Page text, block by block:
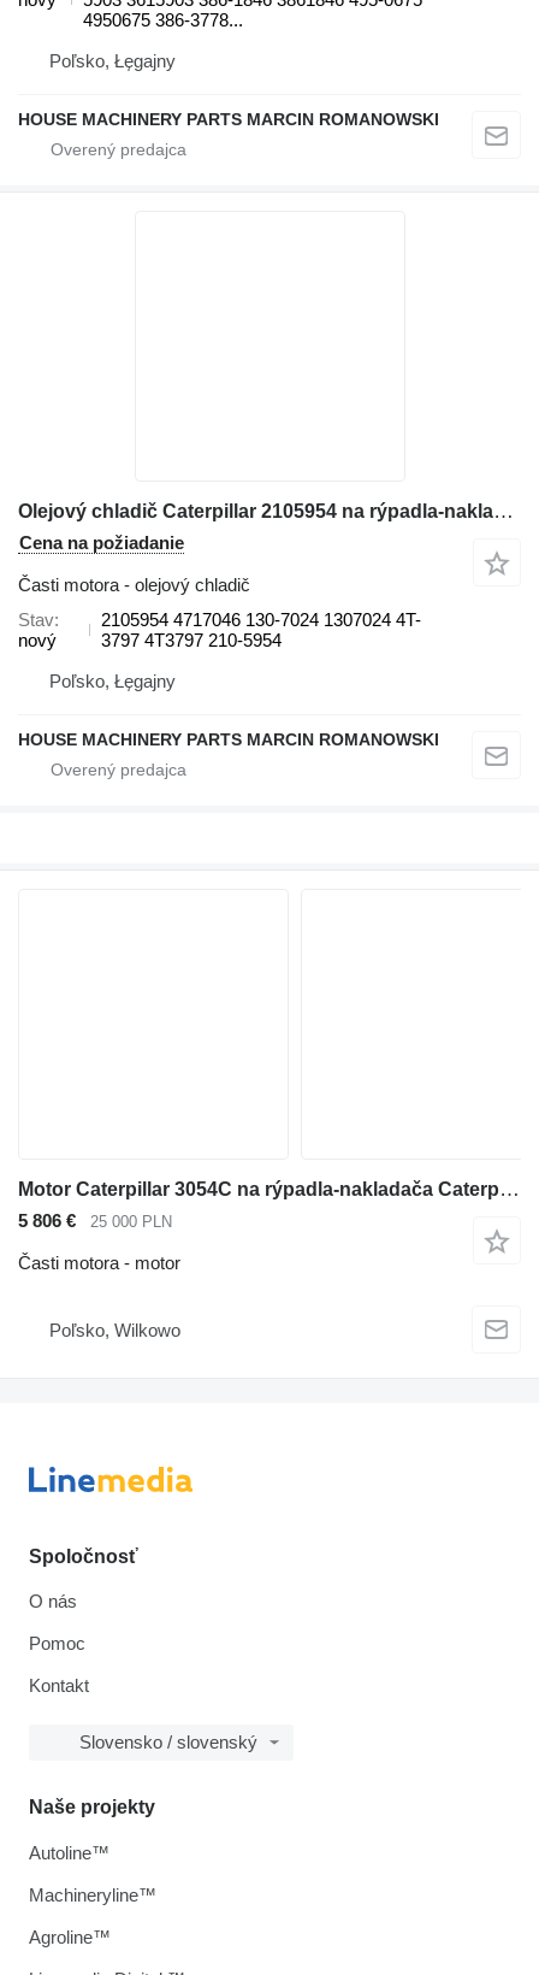
4950675 386-3778...
Poľsko, Łęgajny
HOUSE MACHINERY PARTS MARCIN ROMANOWSKI
Olejový chladič Caterpillar 2105954 na rýpadla-nakladača Caterpillar 414E, 416E, 420E, 422E, 428E, 430E, 432E, 434E, 442E, 444E
Cena na požiadanie
Časti motora - olejový chladič
Stav
nový
2105954 4717046 130-7024 1307024 4T-
3797 4T3797 210-5954
Poľsko, Łęgajny
HOUSE MACHINERY PARTS MARCIN ROMANOWSKI
Motor Caterpillar 3054C na rýpadla-nakladača Caterpillar 432E
5 806 € 25 000 PLN
Časti motora - motor
Poľsko, Wilkowo
Spoločnosť
O nás
Pomoc
Kontakt
Slovensko / slovenský
Naše projekty
Autoline™
Machineryline™
Agroline™